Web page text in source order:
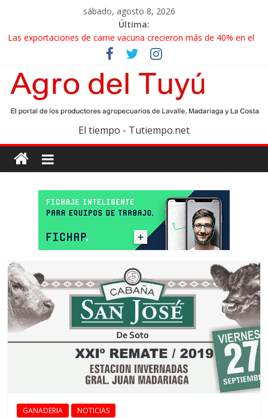
sábado, agosto 8, 2026
Última:
Las exportaciones de carne vacuna crecieron más de 40% en el
La miel, un motor de las economías regionales que enfrenta
nuevos desafíos para exportar
El gobierno bonaerense realizará un censo para actualizar el
mapa de la producción hortiflorícola
Las exportaciones agroindustriales anotaron un récord histórico
en el primer semestre
Maíz: estiman una cosecha récord de 71,5 millones de toneladas
El tiempo - Tutiempo.net
GANADERIA NOTICIAS